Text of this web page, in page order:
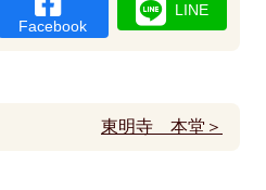
Facebook
LINE
東明寺 本堂＞